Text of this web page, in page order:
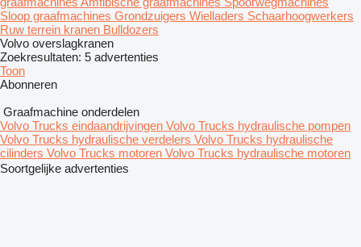
Sloop graafmachines Grondzuigers Wielladers Schaarhoogwerkers
Ruw terrein kranen Bulldozers
Volvo overslagkranen
Zoekresultaten: 5 advertenties
Toon
Abonneren
Graafmachine onderdelen
Volvo Trucks eindaandrijvingen Volvo Trucks hydraulische pompen
Volvo Trucks hydraulische verdelers Volvo Trucks hydraulische
cilinders Volvo Trucks motoren Volvo Trucks hydraulische motoren
Soortgelijke advertenties